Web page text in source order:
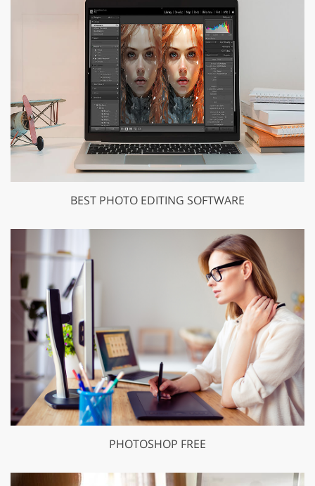
BEST PHOTO EDITING SOFTWARE
PHOTOSHOP FREE